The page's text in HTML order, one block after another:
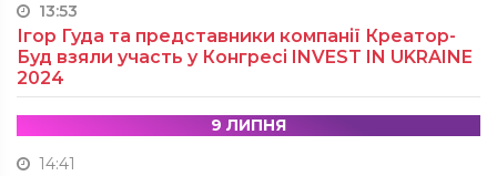
13:53
Ігор Гуда та представники компанії Креатор-
Буд взяли участь у Конгресі INVEST IN UKRAINE
2024
9 ЛИПНЯ
14:41